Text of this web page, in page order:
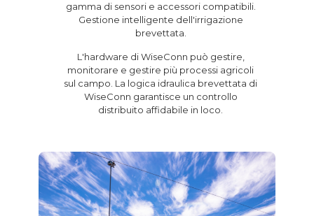
gamma di sensori e accessori compatibili.
Gestione intelligente dell'irrigazione
brevettata.
L'hardware di WiseConn può gestire,
monitorare e gestire più processi agricoli
sul campo. La logica idraulica brevettata di
WiseConn garantisce un controllo
distribuito affidabile in loco.